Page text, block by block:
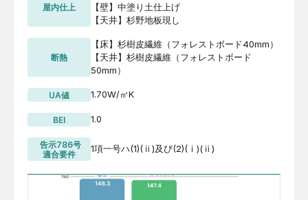
屋内仕上
【壁】中塗り土仕上げ
【天井】杉野地板現し
断熱
【床】杉樹皮繊維（フォレストボード40mm）
【天井】杉樹皮繊維（フォレストボード
50mm）
UA値 1.70W/㎡K
BEI 1.0
告示786号
適合要件
1項一号ハ(1)(ⅱ)及び(2)(ⅰ)(ⅱ)